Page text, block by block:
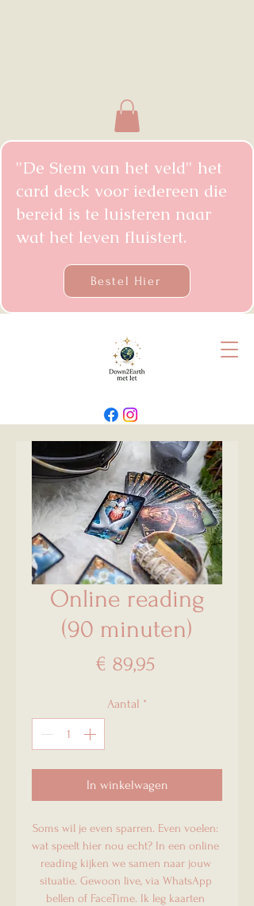
"De Stem van het veld" het
card deck voor iedereen die
bereid is te luisteren naar
wat het leven fluistert.
Bestel Hier
Online reading
(90 minuten)
€ 89,95Prijs
Aantal *
In winkelwagen
Soms wil je even sparren. Even voelen:
wat speelt hier nou echt? In een online
reading kijken we samen naar jouw
situatie. Gewoon live, via WhatsApp
bellen of FaceTime. Ik leg kaarten